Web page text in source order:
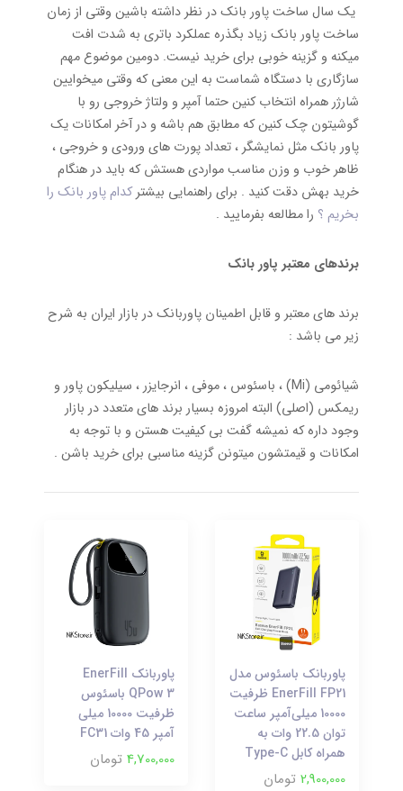
یک سال ساخت پاور بانک در نظر داشته باشین وقتی از زمان
ساخت پاور بانک زیاد بگذره عملکرد باتری به شدت افت
میکنه و گزینه خوبی برای خرید نیست. دومین موضوع مهم
سازگاری با دستگاه شماست به این معنی که وقتی میخوایین
شارژر همراه انتخاب کنین حتما آمپر و ولتاژ خروجی رو با
گوشیتون چک کنین که مطابق هم باشه و در آخر امکانات یک
پاور بانک مثل نمایشگر ، تعداد پورت های ورودی و خروجی ،
ظاهر خوب و وزن مناسب مواردی هستش که باید در هنگام
خرید بهش دقت کنید . برای راهنمایی بیشترکدام پاور بانک را
بخریم ؟ را مطالعه بفرمایید .
برندهای معتبر پاور بانک
برند های معتبر و قابل اطمینان پاوربانک در بازار ایران به شرح
زیر می باشد :
شیائومی (Mi) ، باسئوس ، موفی ، انرجایزر ، سیلیکون پاور و
ریمکس (اصلی) البته امروزه بسیار برند های متعدد در بازار
وجود داره که نمیشه گفت بی کیفیت هستن و با توجه به
امکانات و قیمتشون میتونن گزینه مناسبی برای خرید باشن .
پاوربانک باسئوس مدل
EnerFill FP21 ظرفیت
10000 میلی‌آمپر ساعت
توان 22.5 وات به
همراه کابل Type-C
2,900,000 تومان
پاوربانک EnerFill
QPow 3 باسئوس
ظرفیت 10000 میلی
آمپر 45 وات FC31
4,700,000 تومان